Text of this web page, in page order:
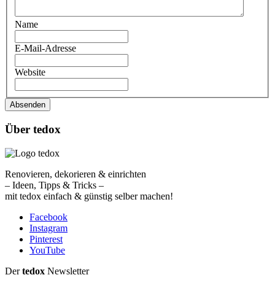
Name
E-Mail-Adresse
Website
Absenden
Über tedox
Renovieren, dekorieren & einrichten
– Ideen, Tipps & Tricks –
mit tedox einfach & günstig selber machen!
Facebook
Instagram
Pinterest
YouTube
Dertedox Newsletter